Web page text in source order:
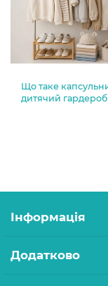
Що таке
дитячий гардероб
Інформація
Додатково